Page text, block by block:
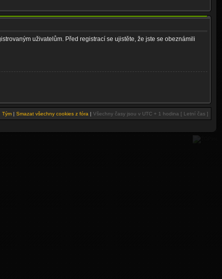
uživatelům. Před registrací se ujistěte, že jste se obeznámili
Tým | Smazat všechny cookies z fóra | Všechny časy jsou v UTC + 1 hodina [ Letní čas ]